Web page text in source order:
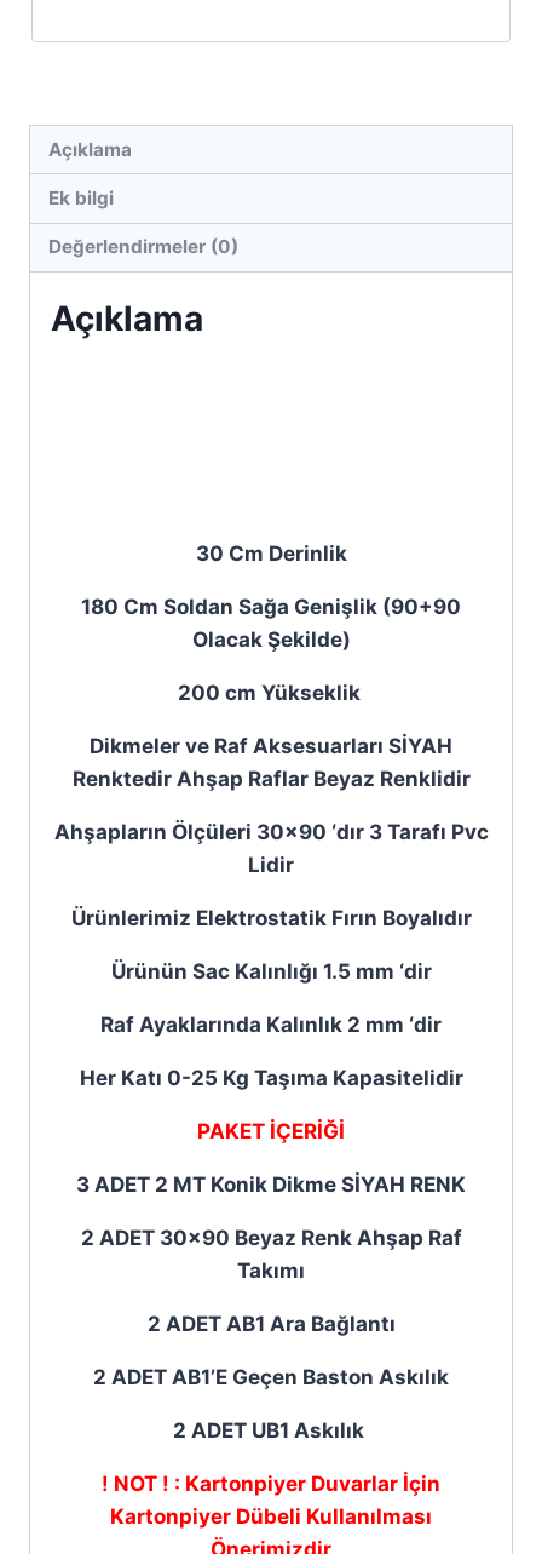
Rafı
Monte
Mağaza
Rafı
adet
Açıklama
Ek bilgi
Değerlendirmeler (0)
Açıklama
30 Cm Derinlik
180 Cm Soldan Sağa Genişlik (90+90
Olacak Şekilde)
200 cm Yükseklik
Dikmeler ve Raf Aksesuarları SİYAH
Renktedir Ahşap Raflar Beyaz Renklidir
Ahşapların Ölçüleri 30×90 ‘dır 3 Tarafı Pvc
Lidir
Ürünlerimiz Elektrostatik Fırın Boyalıdır
Ürünün Sac Kalınlığı 1.5 mm ‘dir
Raf Ayaklarında Kalınlık 2 mm ‘dir
Her Katı 0-25 Kg Taşıma Kapasitelidir
PAKET İÇERİĞİ
3 ADET 2 MT Konik Dikme SİYAH RENK
2 ADET 30×90 Beyaz Renk Ahşap Raf
Takımı
2 ADET AB1 Ara Bağlantı
2 ADET AB1’E Geçen Baston Askılık
2 ADET UB1 Askılık
! NOT ! : Kartonpiyer Duvarlar İçin
Kartonpiyer Dübeli Kullanılması